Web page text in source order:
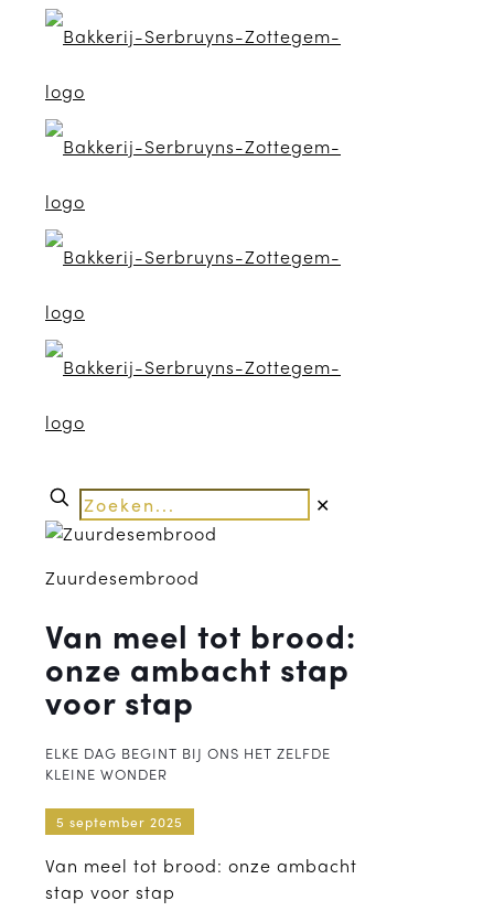
✕
Zuurdesembrood
Van meel tot brood:
onze ambacht stap
voor stap
ELKE DAG BEGINT BIJ ONS HET ZELFDE
KLEINE WONDER
5 september 2025
Van meel tot brood: onze ambacht
stap voor stap